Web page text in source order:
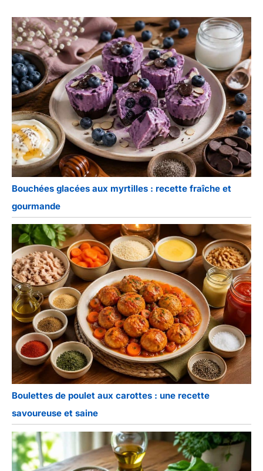
Bouchées glacées aux myrtilles : recette fraîche et
gourmande
Boulettes de poulet aux carottes : une recette
savoureuse et saine